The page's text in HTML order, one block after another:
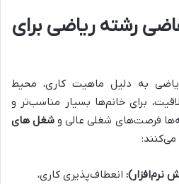
رشته ریاضی برای
به دلیل ماهیت کاری، محیط
برای خانم‌ها بسیار مناسب‌تر و
فرصت‌های شغلی عالی و شغل های
می‌کنند:
نرم‌افزار): انعطاف‌پذیری کاری،